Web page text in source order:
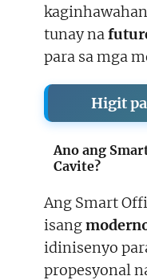
tunay na
para sa mga
Higit
Ano ang
Cavite?
Ang Smart
isang
idinisenyo
propesyonal